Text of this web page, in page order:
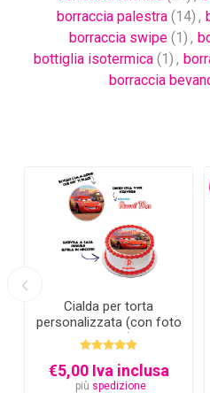
borraccia palestra (14) ,
borraccia swipe (1) ,
bottiglia isotermica (1) ,
borraccia
Cialda per torta
personalizzata (con foto
e testo)
€5,00 Iva inclusa
più spedizione